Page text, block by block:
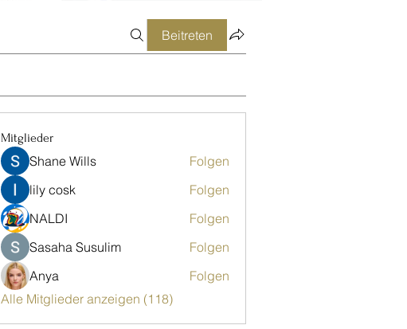
Beitreten
Mitglieder
Shane Wills
Folgen
lily cosk
Folgen
NALDI
Folgen
Sasaha Susulim
Folgen
Anya
Folgen
Alle Mitglieder anzeigen (118)